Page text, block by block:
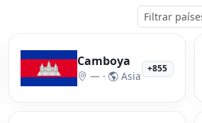
Camboya
— · Asia
+855